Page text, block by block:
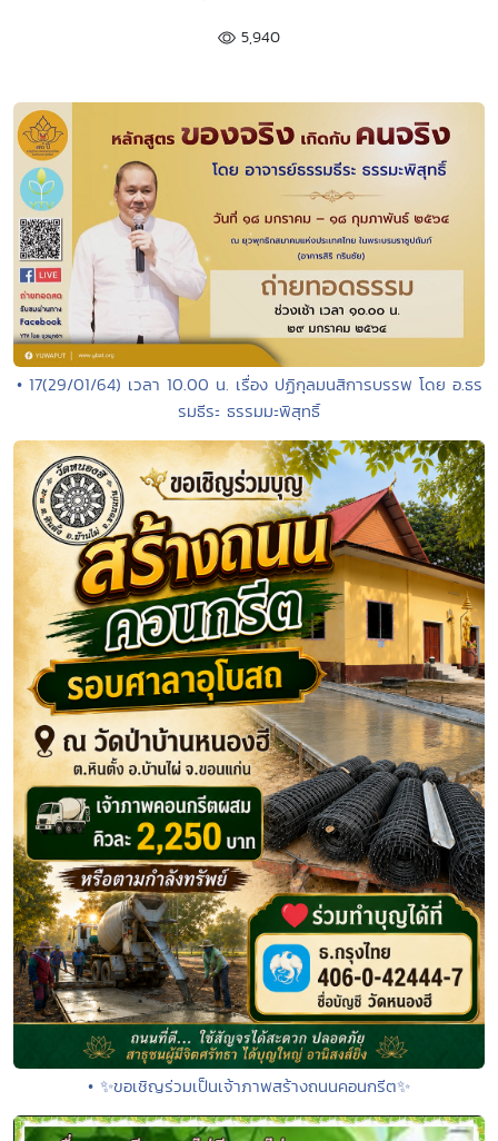
5,940
• 17(29/01/64) เวลา 10.00 น. เรื่อง ปฏิกุลมนสิการบรรพ โดย อ.ธร
รมธีระ ธรรมมะพิสุทธิ์
• ✨ขอเชิญร่วมเป็นเจ้าภาพสร้างถนนคอนกรีต✨